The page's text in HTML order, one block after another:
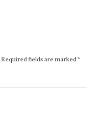
Required fields are marked*